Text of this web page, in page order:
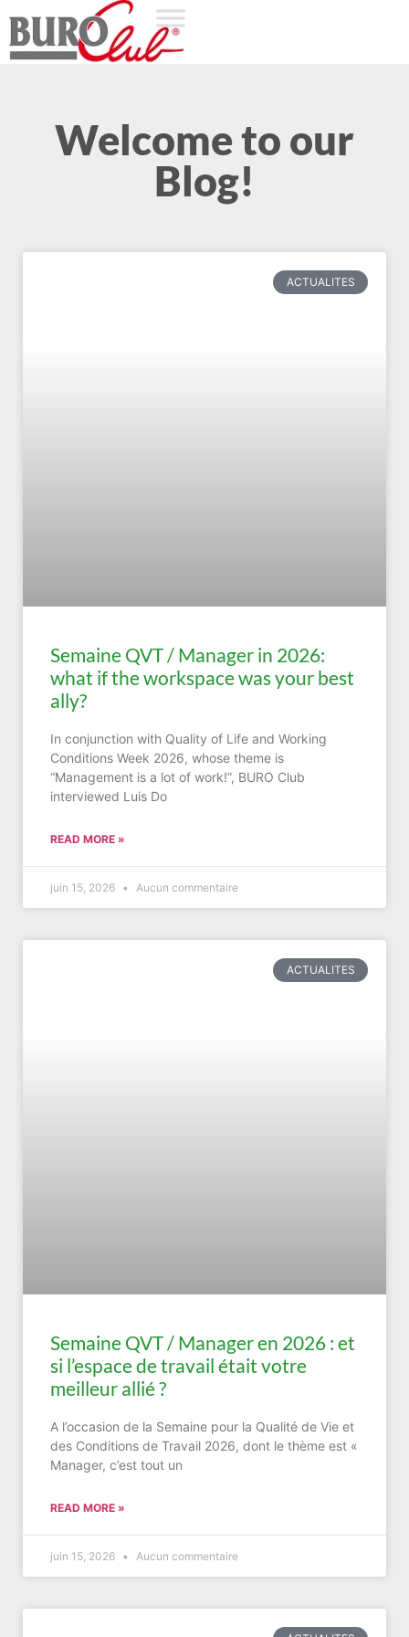
Welcome to our
Blog!
ACTUALITES
Semaine QVT / Manager in 2026:
what if the workspace was your best
ally?
In conjunction with Quality of Life and Working
Conditions Week 2026, whose theme is
“Management is a lot of work!”, BURO Club
interviewed Luis Do
READ MORE »
juin 15, 2026 Aucun commentaire
ACTUALITES
Semaine QVT / Manager en 2026 : et
si l’espace de travail était votre
meilleur allié ?
A l’occasion de la Semaine pour la Qualité de Vie et
des Conditions de Travail 2026, dont le thème est «
Manager, c’est tout un
READ MORE »
juin 15, 2026 Aucun commentaire